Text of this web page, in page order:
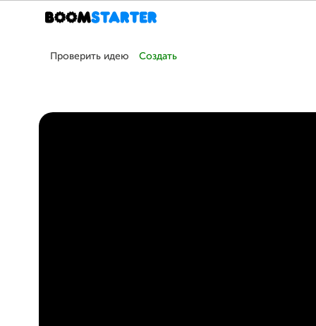
Проверить идею Создать